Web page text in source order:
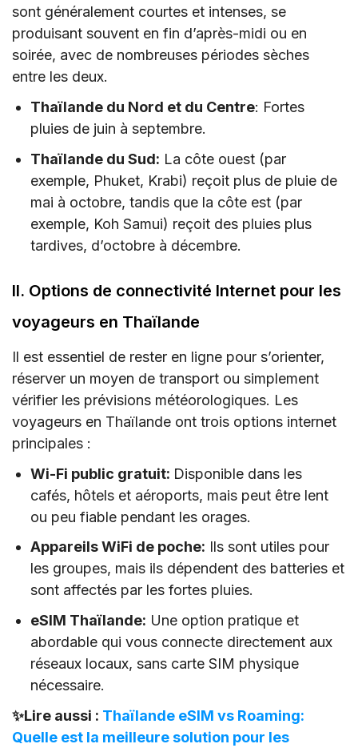
IV. Conseils pour voyager en Thaïlande pendant
la saison des pluies
Conclusion
sont généralement courtes et intenses, se
produisant souvent en fin d’après-midi ou en
soirée, avec de nombreuses périodes sèches
entre les deux.
Thaïlande du Nord et du Centre: Fortes
pluies de juin à septembre.
Thaïlande du Sud: La côte ouest (par
exemple, Phuket, Krabi) reçoit plus de pluie de
mai à octobre, tandis que la côte est (par
exemple, Koh Samui) reçoit des pluies plus
tardives, d’octobre à décembre.
II. Options de connectivité Internet pour les
voyageurs en Thaïlande
Il est essentiel de rester en ligne pour s’orienter,
réserver un moyen de transport ou simplement
vérifier les prévisions météorologiques. Les
voyageurs en Thaïlande ont trois options internet
principales :
Wi-Fi public gratuit: Disponible dans les
cafés, hôtels et aéroports, mais peut être lent
ou peu fiable pendant les orages.
Appareils WiFi de poche: Ils sont utiles pour
les groupes, mais ils dépendent des batteries et
sont affectés par les fortes pluies.
eSIM Thaïlande: Une option pratique et
abordable qui vous connecte directement aux
réseaux locaux, sans carte SIM physique
nécessaire.
✨Lire aussi : Thaïlande eSIM vs Roaming:
Quelle est la meilleure solution pour les